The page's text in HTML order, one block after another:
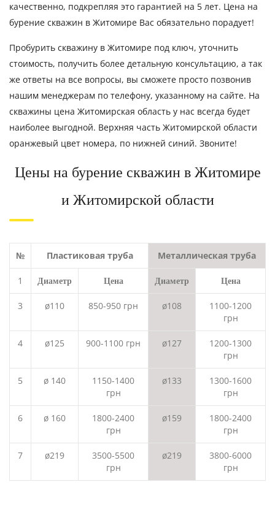
качественно, подкрепляя это гарантией на 5 лет. Цена на
бурение скважин в Житомире Вас обязательно порадует!
Пробурить скважину в Житомире под ключ, уточнить
стоимость, получить более детальную консультацию, а так
же ответы на все вопросы, вы сможете просто позвонив
нашим менеджерам по телефону, указанному на сайте. На
скважины цена Житомирская область у нас всегда будет
наиболее выгодной. Верхняя часть Житомирской области
оранжевый цвет номера, по нижней синий. Звоните!
Цены на бурение скважин в Житомире
и Житомирской области
№ Пластиковая труба Металлическая труба
1 Диаметр Цена Диаметр Цена
3 ø110 850-950 грн ø108
1100-1200
грн
4 ø125 900-1100 грн ø127
1200-1300
грн
5 ø 140
1150-1400
грн
ø133
1300-1600
грн
6 ø 160
1800-2400
грн
ø159
1800-2400
грн
7 ø219
3500-5500
грн
ø219
3800-6000
грн